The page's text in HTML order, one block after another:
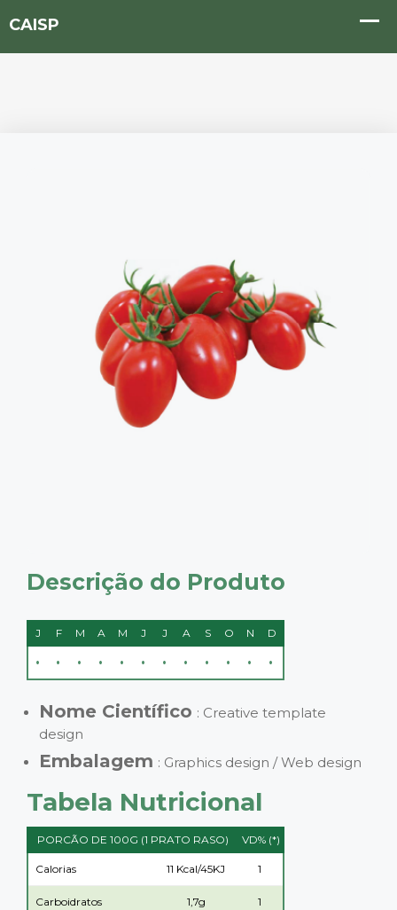
Descrição do Produto
J F M A M J J A S O N D
• • • • • • • • • • • •
Nome Científico : Creative template
design
Embalagem : Graphics design / Web design
Tabela Nutricional
PORCÃO DE 100G (1 PRATO RASO) VD% (*)
Calorias 11 Kcal/45KJ 1
Carboidratos 1,7g 1